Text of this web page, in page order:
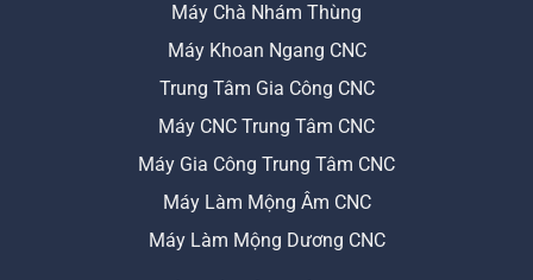
Máy Chà Nhám Thùng
Máy Khoan Ngang CNC
Trung Tâm Gia Công CNC
Máy CNC Trung Tâm CNC
Máy Gia Công Trung Tâm CNC
Máy Làm Mộng Âm CNC
Máy Làm Mộng Dương CNC